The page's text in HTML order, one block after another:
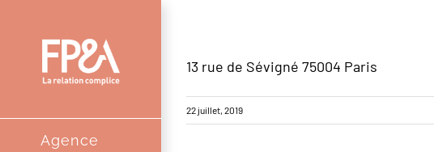
contenu
Agence
13 rue de Sévigné 75004 Paris
22 juillet, 2019